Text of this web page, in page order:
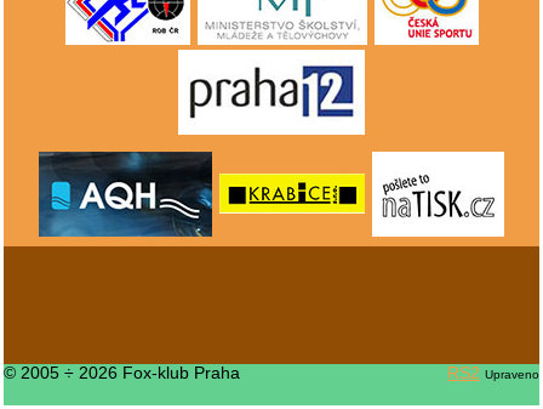
© 2005 ÷ 2026 Fox-klub Praha RS2 Upraveno